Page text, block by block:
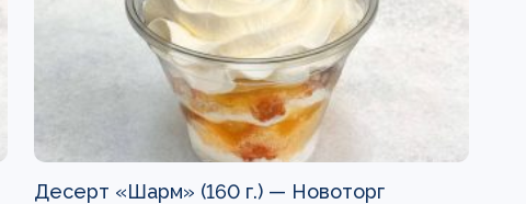
Десерт «Шарм» (160 г.) — Новоторг